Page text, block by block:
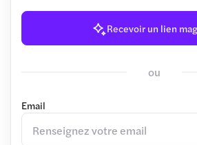
Recevoir un lien
ou
Email